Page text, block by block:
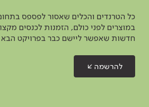
כל הטרנדים והכלים שאסור לפספס
במוצרים לפני כולם, הזמנות לכנסים
חדשות שאפשר ליישם כבר בפרויקט הבא
להרשמה